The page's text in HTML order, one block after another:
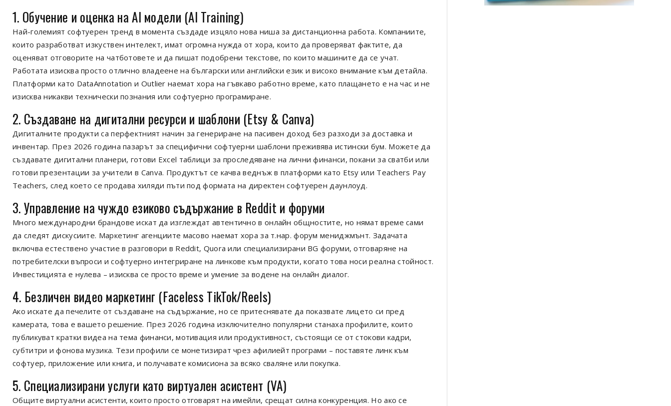
1. Обучение и оценка на AI модели (AI Training)
Най-големият софтуерен тренд в момента създаде изцяло нова ниша за дистанционна работа. Компаниите,
които разработват изкуствен интелект, имат огромна нужда от хора, които да проверяват фактите, да
оценяват отговорите на чатботовете и да пишат подобрени текстове, по които машините да се учат.
Работата изисква просто отлично владеене на български или английски език и високо внимание към детайла.
Платформи като DataAnnotation и Outlier наемат хора на гъвкаво работно време, като плащането е на час и не
изисква никакви технически познания или софтуерно програмиране.
2. Създаване на дигитални ресурси и шаблони (Etsy & Canva)
Дигиталните продукти са перфектният начин за генериране на пасивен доход без разходи за доставка и
инвентар. През 2026 година пазарът за специфични софтуерни шаблони преживява истински бум. Можете да
създавате дигитални планери, готови Excel таблици за проследяване на лични финанси, покани за сватби или
готови презентации за учители в Canva. Продуктът се качва веднъж в платформи като Etsy или Teachers Pay
Teachers, след което се продава хиляди пъти под формата на директен софтуерен даунлоуд.
3. Управление на чуждо езиково съдържание в Reddit и форуми
Много международни брандове искат да изглеждат автентично в онлайн общностите, но нямат време сами
да следят дискусиите. Маркетинг агенциите масово наемат хора за т.нар. форум мениджмънт. Задачата
включва естествено участие в разговори в Reddit, Quora или специализирани BG форуми, отговаряне на
потребителски въпроси и софтуерно интегриране на линкове към продукти, когато това носи реална стойност.
Инвестицията е нулева – изисква се просто време и умение за водене на онлайн диалог.
4. Безличен видео маркетинг (Faceless TikTok/Reels)
Ако искате да печелите от създаване на съдържание, но се притеснявате да показвате лицето си пред
камерата, това е вашето решение. През 2026 година изключително популярни станаха профилите, които
публикуват кратки видеа на тема финанси, мотивация или продуктивност, състоящи се от стокови кадри,
субтитри и фонова музика. Тези профили се монетизират чрез афилиейт програми – поставяте линк към
софтуер, приложение или книга, и получавате комисиона за всяко сваляне или покупка.
5. Специализирани услуги като виртуален асистент (VA)
Общите виртуални асистенти, които просто отговарят на имейли, срещат силна конкуренция. Но ако се